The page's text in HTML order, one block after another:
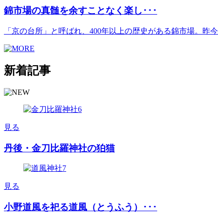
錦市場の真髄を余すことなく楽し･･･
「京の台所」と呼ばれ、400年以上の歴史がある錦市場。昨
新着記事
見る
丹後・金刀比羅神社の狛猫
見る
小野道風を祀る道風（とうふう）･･･